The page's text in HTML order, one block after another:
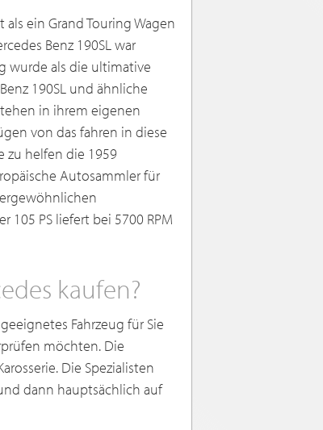
ein Grand Touring Wagen
Benz 190SL war
wurde als die ultimative
190SL und ähnliche
in ihrem eigenen
von das fahren in diese
zu helfen die 1959
Autosammler für
105 PS liefert bei 5700 RPM
kaufen?
Fahrzeug für Sie
möchten. Die
Die Spezialisten
dann hauptsächlich auf